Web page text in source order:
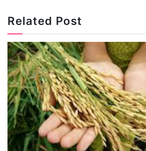
Related Post